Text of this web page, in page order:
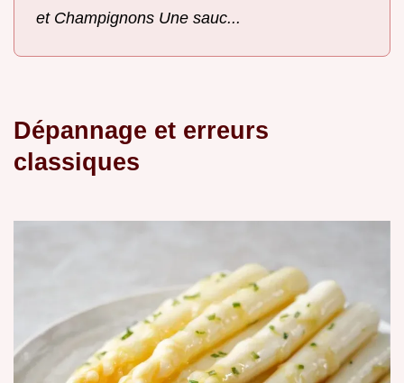
et Champignons Une sauc...
Dépannage et erreurs
classiques